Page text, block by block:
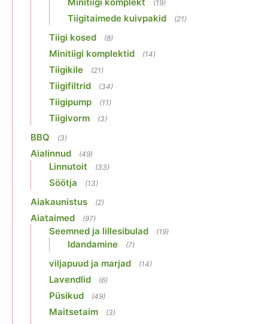
Minitiigi komplekt (19)
Tiigitaimede kuivpakid (21)
Tiigi kosed (8)
Minitiigi komplektid (14)
Tiigikile (21)
Tiigifiltrid (34)
Tiigipump (11)
Tiigivorm (3)
BBQ (3)
Aialinnud (49)
Linnutoit (33)
Söötja (13)
Aiakaunistus (2)
Aiataimed (97)
Seemned ja lillesibulad (19)
Idandamine (7)
viljapuud ja marjad (14)
Lavendlid (6)
Püsikud (49)
Maitsetaim (3)